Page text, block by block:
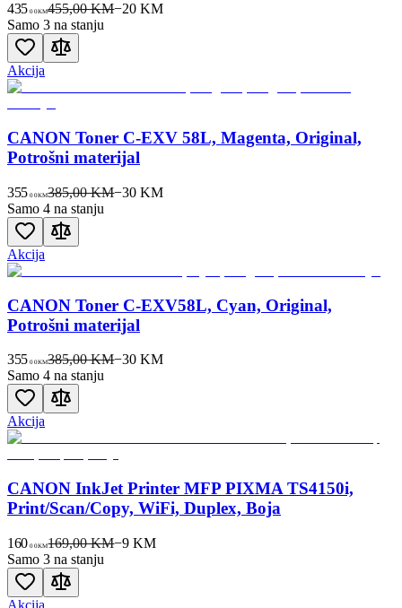
435 00KM455,00 KM−20 KM
Samo 3 na stanju
Akcija
CANON Toner C-EXV 58L, Magenta, Original,
Potrošni materijal
355 00KM385,00 KM−30 KM
Samo 4 na stanju
Akcija
CANON Toner C-EXV58L, Cyan, Original,
Potrošni materijal
355 00KM385,00 KM−30 KM
Samo 4 na stanju
Akcija
CANON InkJet Printer MFP PIXMA TS4150i,
Print/Scan/Copy, WiFi, Duplex, Boja
160 00KM169,00 KM−9 KM
Samo 3 na stanju
Akcija